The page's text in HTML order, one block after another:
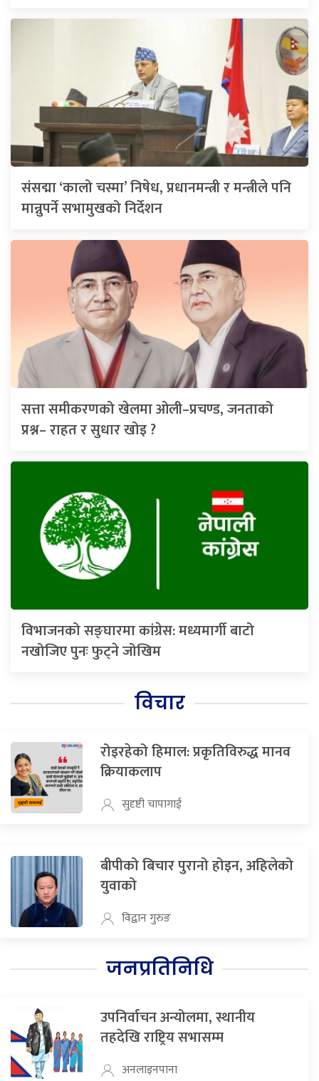
संसद्मा ‘कालो चस्मा’ निषेध, प्रधानमन्त्री र मन्त्रीले पनि
मान्नुपर्ने सभामुखको निर्देशन
सत्ता समीकरणको खेलमा ओली–प्रचण्ड, जनताको
प्रश्न– राहत र सुधार खोइ ?
विभाजनको सङ्घारमा कांग्रेस: मध्यमार्गी बाटो
नखोजिए पुनः फुट्ने जोखिम
विचार
रोइरहेको हिमाल: प्रकृतिविरुद्ध मानव
क्रियाकलाप
सुदृष्टी चापागाई
बीपीको बिचार पुरानो होइन, अहिलेको
युवाको
विद्वान गुरुङ
जनप्रतिनिधि
उपनिर्वाचन अन्योलमा, स्थानीय
तहदेखि राष्ट्रिय सभासम्म
अनलाइनपाना